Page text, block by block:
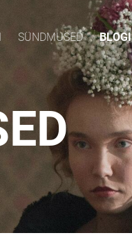
SÜNDMUSED BLOGI